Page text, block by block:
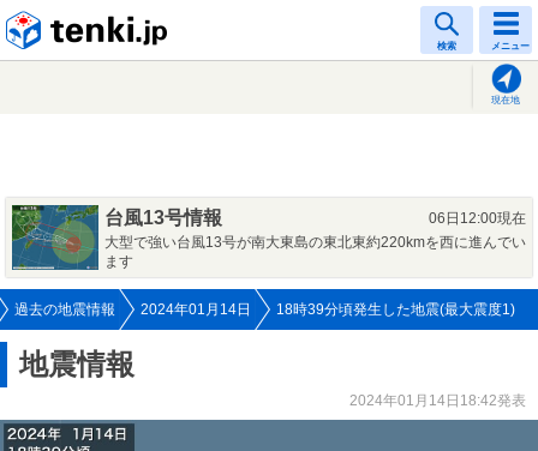
検索 メニュー
現在地
台風13号情報
06日12:00現在
大型で強い台風13号が南大東島の東北東約220kmを西に進んでい
ます
過去の地震情報 2024年01月14日 18時39分頃発生した地震(最大震度1)
地震情報
2024年01月14日18:42発表